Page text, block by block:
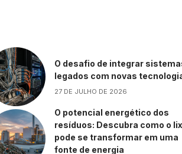
O desafio de integrar
legados com novas
27 DE JULHO DE 2026
O potencial energético dos
resíduos: Descubra como o
pode se transformar em uma
fonte de energia